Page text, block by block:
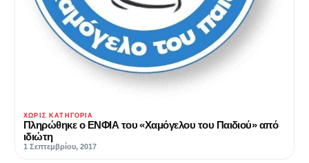
ΧΩΡΊΣ ΚΑΤΗΓΟΡΊΑ
Πληρώθηκε ο ΕΝΦΙΑ του «Χαμόγελου του Παιδιού» από
ιδιώτη
1 Σεπτεμβρίου, 2017